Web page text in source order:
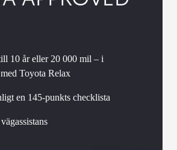
10 år eller 20 000 mil – i
Toyota Relax
en 145-punkts checklista